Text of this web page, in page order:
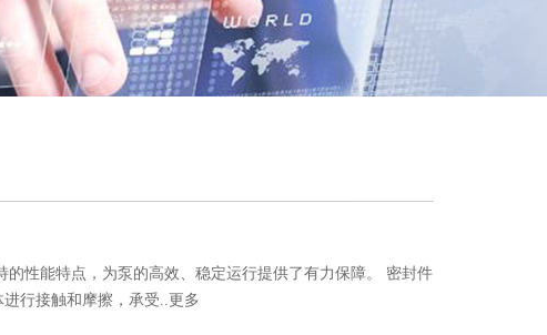
能特点，为泵的高效、稳定运行提供了有力保障。 密封件
行接触和摩擦，承受..更多